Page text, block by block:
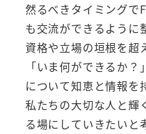
然るべきタイミング
も交流ができるように
資格や立場の垣根を超
「いま何ができるか？」
について知恵と情報を
私たちの大切な人と輝
る場にしていきたいと